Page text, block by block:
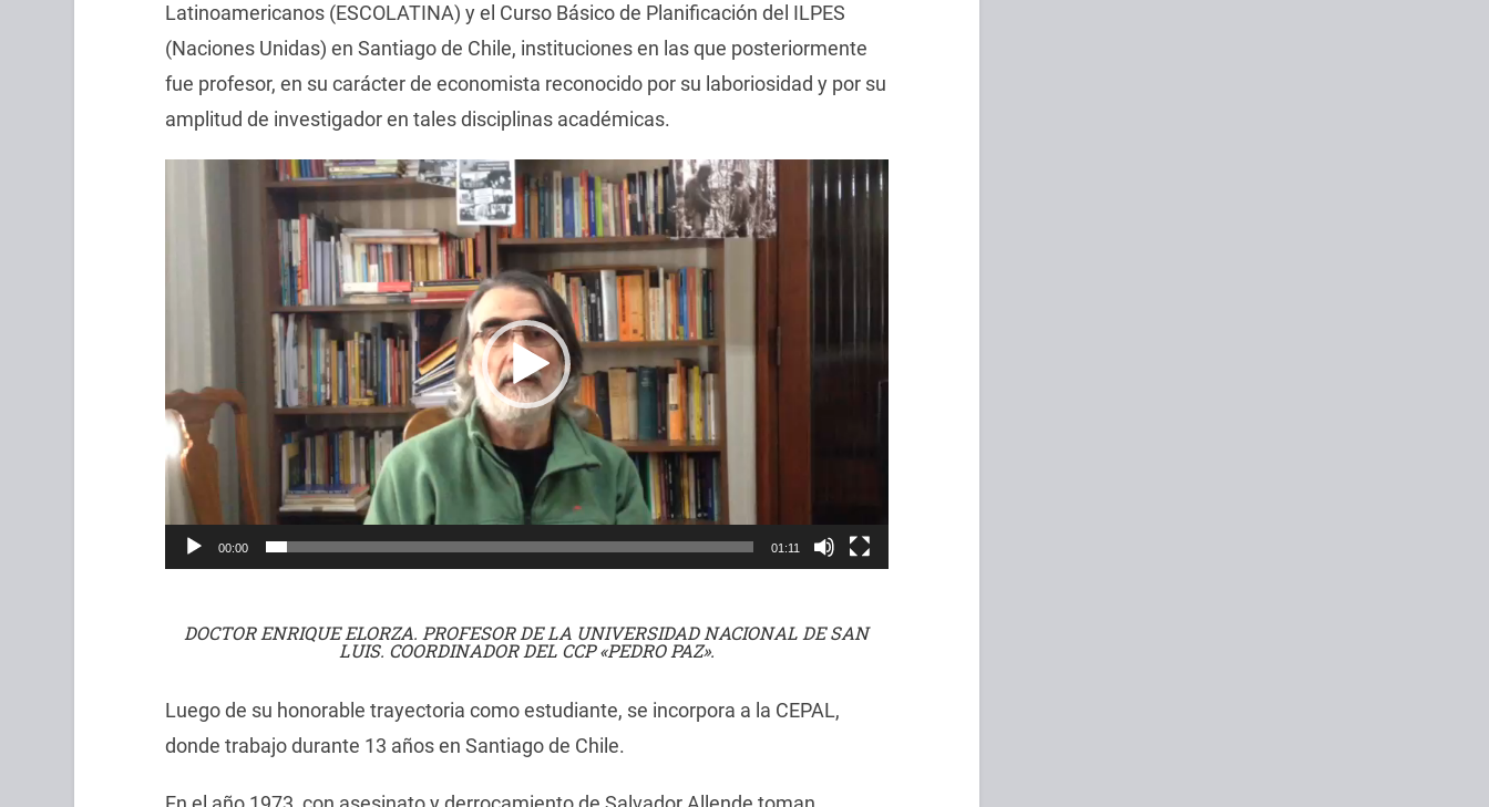
Latinoamericanos (ESCOLATINA) y el Curso Básico de Planificación del ILPES
(Naciones Unidas) en Santiago de Chile, instituciones en las que posteriormente
fue profesor, en su carácter de economista reconocido por su laboriosidad y por su
amplitud de investigador en tales disciplinas académicas.
00:00 01:11
DOCTOR ENRIQUE ELORZA. PROFESOR DE LA UNIVERSIDAD NACIONAL DE SAN
LUIS. COORDINADOR DEL CCP «PEDRO PAZ».
Luego de su honorable trayectoria como estudiante, se incorpora a la CEPAL,
donde trabajo durante 13 años en Santiago de Chile.